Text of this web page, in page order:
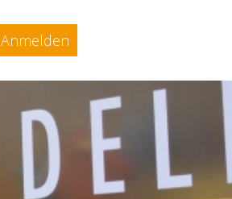
Anmelden